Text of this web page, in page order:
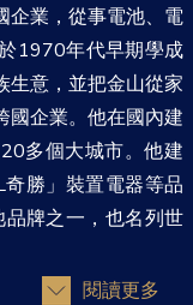
企業，從事電池、電
1970年代早期學成
生意，並把金山從家
國企業。他在國內建
多個大城市。他建
勝」裝置電器等品
牌之一，也名列世
閱讀更多